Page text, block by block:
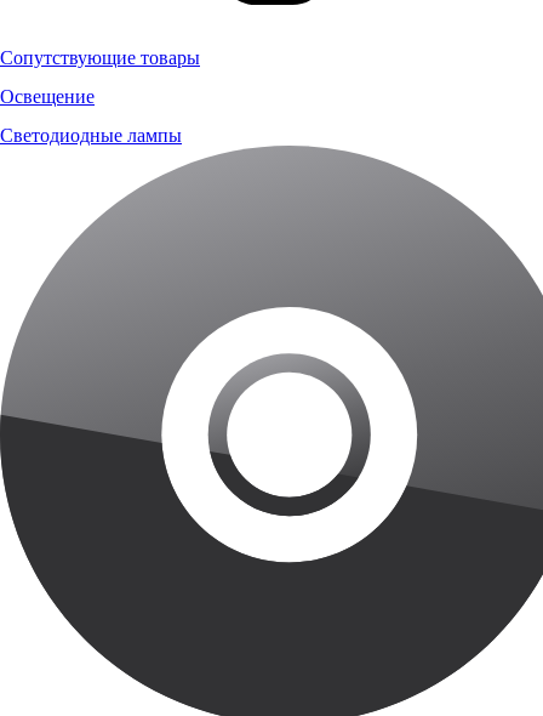
Сопутствующие товары
Освещение
Светодиодные лампы